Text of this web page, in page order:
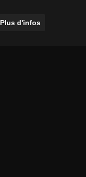
Plus d'infos